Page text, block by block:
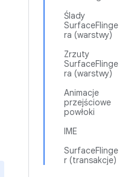
Ślady
SurfaceFlinge
ra (warstwy)
Zrzuty
SurfaceFlinge
ra (warstwy)
Animacje
przejściowe
powłoki
IME
SurfaceFlinge
r (transakcje)